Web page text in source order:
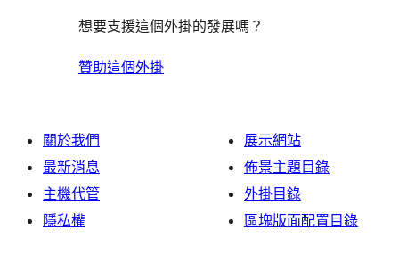
想要支援這個外掛的發展嗎？
贊助這個外掛
關於我們
最新消息
主機代管
隱私權
展示網站
佈景主題目錄
外掛目錄
區塊版面配置目錄